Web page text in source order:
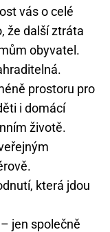
vás o celé
že další ztráta
obyvatel.
prostoru pro
i domácí
životě.
která jdou
jen společně